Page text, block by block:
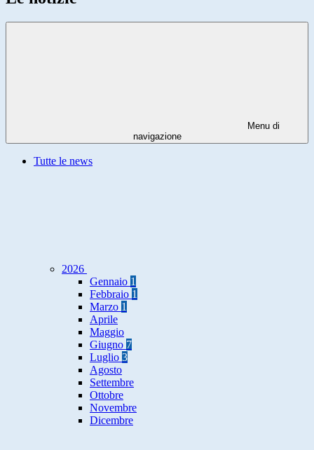
Menu di
navigazione
Tutte le news
2026
Gennaio 1
Febbraio 1
Marzo 1
Aprile
Maggio
Giugno 7
Luglio 3
Agosto
Settembre
Ottobre
Novembre
Dicembre